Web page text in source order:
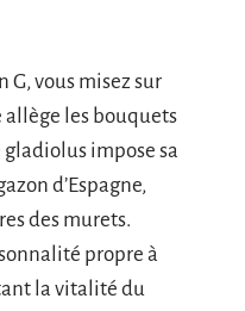
G, vous misez sur
allège les bouquets
impose sa
d’Espagne,
des murets.
propre à
la vitalité du